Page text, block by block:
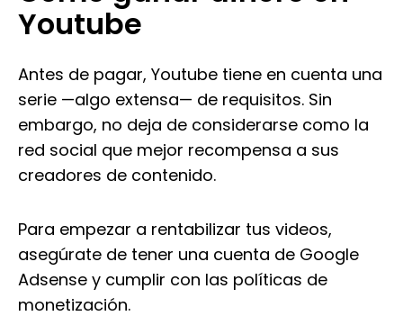
Youtube
Antes de pagar, Youtube tiene en cuenta una
serie —algo extensa— de requisitos. Sin
embargo, no deja de considerarse como la
red social que mejor recompensa a sus
creadores de contenido.
Para empezar a rentabilizar tus videos,
asegúrate de tener una cuenta de Google
Adsense y cumplir con las políticas de
monetización.